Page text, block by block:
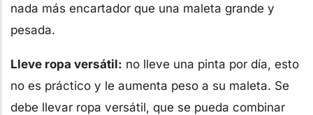
nada más encartador que una maleta grande y
pesada.
Lleve ropa versátil: no lleve una pinta por día, esto
no es práctico y le aumenta peso a su maleta. Se
debe llevar ropa versátil, que se pueda combinar